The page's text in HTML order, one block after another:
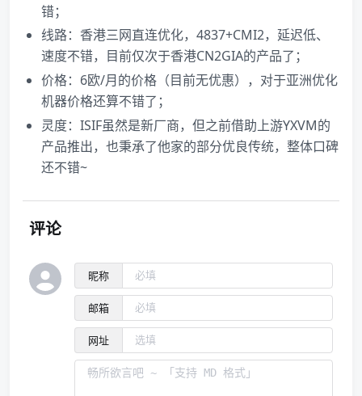
错；
线路：香港三网直连优化，4837+CMI2，延迟低、
速度不错，目前仅次于香港CN2GIA的产品了；
价格：6欧/月的价格（目前无优惠），对于亚洲优化
机器价格还算不错了；
灵度：ISIF虽然是新厂商，但之前借助上游YXVM的
产品推出，也秉承了他家的部分优良传统，整体口碑
还不错~
评论
昵称
邮箱
网址